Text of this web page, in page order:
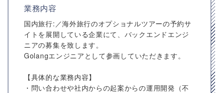
業務内容
国内旅行:／海外旅行のオプショナルツアーの予約サ
イトを展開している企業にて、バックエンドエンジ
ニアの募集を致します。
Golangエンジニアとして参画していただきます。
【具体的な業務内容】
・問い合わせや社内からの起案からの運用開発（不